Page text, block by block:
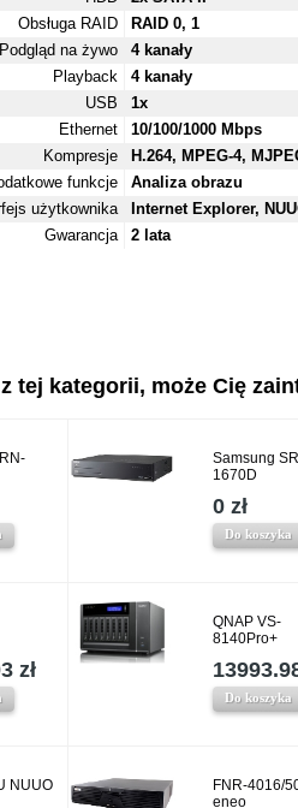
Obsługa RAID
RAID 0, 1
Podgląd na żywo
4 kanały
Playback
4 kanały
USB
1x
Ethernet
10/100/1000 Mbps
Kompresje
H.264, MPEG-4,
funkcje
Analiza obrazu
użytkownika
Internet Explorer,
Gwarancja
2 lata
tej kategorii, może Cię
Samsung
1670D
0 zł
Do koszyka
zł
QNAP VS-
8140Pro+
Do koszyka
NUUO
FNR-4016/
eneo